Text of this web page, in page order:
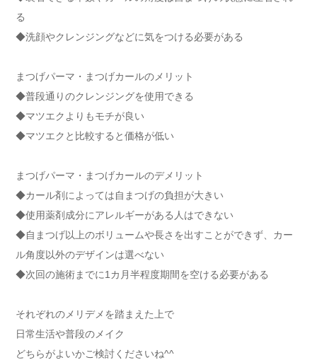
る
◆洗顔やクレンジングなどに気をつける必要がある
まつげパーマ・まつげカールのメリット
◆普段通りのクレンジングを使用できる
◆マツエクよりもモチが良い
◆マツエクと比較すると価格が低い
まつげパーマ・まつげカールのデメリット
◆カール剤によっては自まつげの負担が大きい
◆使用薬剤成分にアレルギーがある人はできない
◆自まつげ以上のボリュームや長さを出すことができず、カー
ル角度以外のデザインは選べない
◆次回の施術までに1カ月半程度期間を空ける必要がある
それぞれのメリデメを踏まえた上で
日常生活や普段のメイク
どちらがよいかご検討くださいね^^